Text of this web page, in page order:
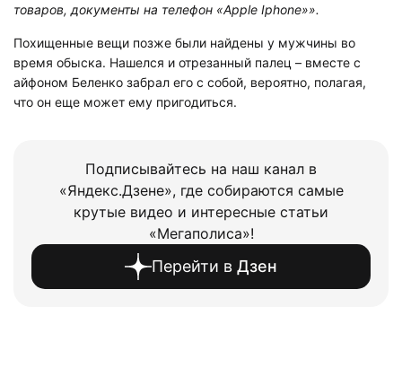
товаров, документы на телефон «Apple Iphone»».
Похищенные вещи позже были найдены у мужчины во
время обыска. Нашелся и отрезанный палец – вместе с
айфоном Беленко забрал его с собой, вероятно, полагая,
что он еще может ему пригодиться.
Подписывайтесь на наш канал в
«Яндекс.Дзене», где собираются самые
крутые видео и интересные статьи
«Мегаполиса»!
Перейти в Дзен